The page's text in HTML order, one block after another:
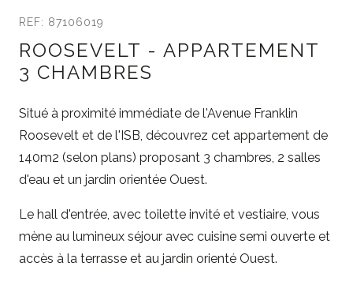
REF: 87106019
ROOSEVELT - APPARTEMENT
3 CHAMBRES
Situé à proximité immédiate de l'Avenue Franklin
Roosevelt et de l'ISB, découvrez cet appartement de
140m2 (selon plans) proposant 3 chambres, 2 salles
d'eau et un jardin orientée Ouest.
Le hall d'entrée, avec toilette invité et vestiaire, vous
mène au lumineux séjour avec cuisine semi ouverte et
accès à la terrasse et au jardin orienté Ouest.